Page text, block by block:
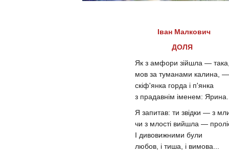
Іван Малкович
ДОЛЯ
Як з амфори зійшла —
мов за туманами калина, —
скіф'янка горда і п'янка
з прадавнім іменем: Ярина.
Я запитав: ти звідки — з
чи з млості вийшла —
І дивовижними були
любов, і тиша, і вимова...